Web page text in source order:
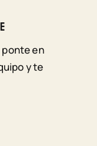
en
y te